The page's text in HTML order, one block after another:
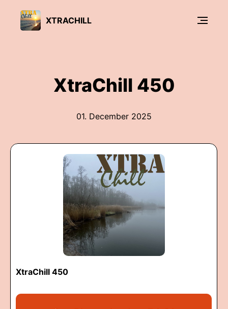
XTRACHILL
XtraChill 450
01. December 2025